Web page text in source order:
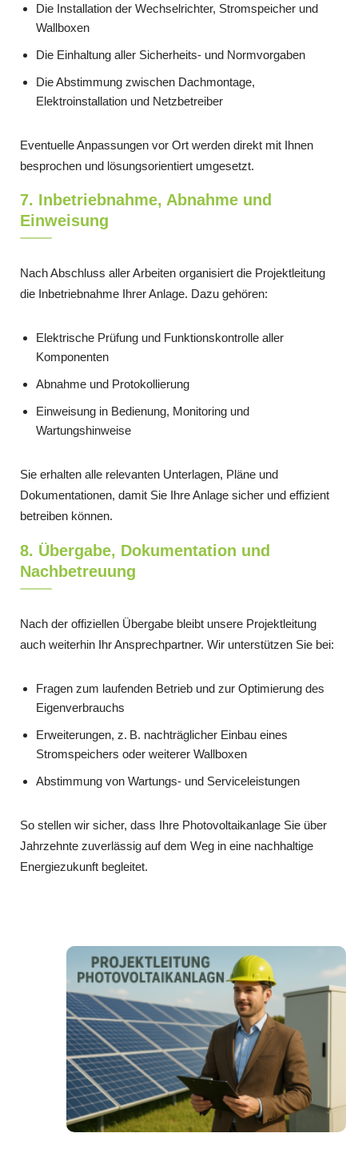
Die Installation der Wechselrichter, Stromspeicher und
Wallboxen
Die Einhaltung aller Sicherheits- und Normvorgaben
Die Abstimmung zwischen Dachmontage,
Elektroinstallation und Netzbetreiber
Eventuelle Anpassungen vor Ort werden direkt mit Ihnen
besprochen und lösungsorientiert umgesetzt.
7. Inbetriebnahme, Abnahme und
Einweisung
Nach Abschluss aller Arbeiten organisiert die Projektleitung
die Inbetriebnahme Ihrer Anlage. Dazu gehören:
Elektrische Prüfung und Funktionskontrolle aller
Komponenten
Abnahme und Protokollierung
Einweisung in Bedienung, Monitoring und
Wartungshinweise
Sie erhalten alle relevanten Unterlagen, Pläne und
Dokumentationen, damit Sie Ihre Anlage sicher und effizient
betreiben können.
8. Übergabe, Dokumentation und
Nachbetreuung
Nach der offiziellen Übergabe bleibt unsere Projektleitung
auch weiterhin Ihr Ansprechpartner. Wir unterstützen Sie bei:
Fragen zum laufenden Betrieb und zur Optimierung des
Eigenverbrauchs
Erweiterungen, z. B. nachträglicher Einbau eines
Stromspeichers oder weiterer Wallboxen
Abstimmung von Wartungs- und Serviceleistungen
So stellen wir sicher, dass Ihre Photovoltaikanlage Sie über
Jahrzehnte zuverlässig auf dem Weg in eine nachhaltige
Energiezukunft begleitet.